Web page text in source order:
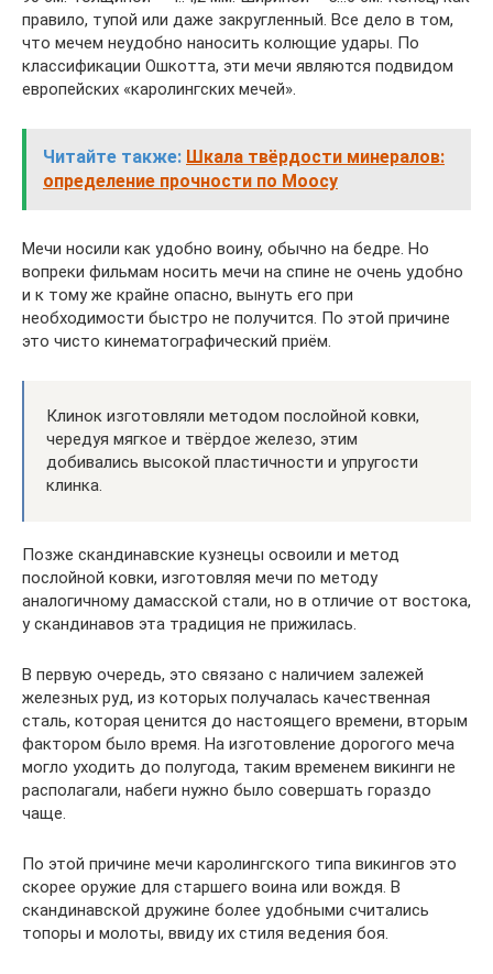
правило, тупой или даже закругленный. Все дело в том,
что мечем неудобно наносить колющие удары. По
классификации Ошкотта, эти мечи являются подвидом
европейских «каролингских мечей».
Читайте также: Шкала твёрдости минералов:
определение прочности по Моосу
Мечи носили как удобно воину, обычно на бедре. Но
вопреки фильмам носить мечи на спине не очень удобно
и к тому же крайне опасно, вынуть его при
необходимости быстро не получится. По этой причине
это чисто кинематографический приём.
Клинок изготовляли методом послойной ковки,
чередуя мягкое и твёрдое железо, этим
добивались высокой пластичности и упругости
клинка.
Позже скандинавские кузнецы освоили и метод
послойной ковки, изготовляя мечи по методу
аналогичному дамасской стали, но в отличие от востока,
у скандинавов эта традиция не прижилась.
В первую очередь, это связано с наличием залежей
железных руд, из которых получалась качественная
сталь, которая ценится до настоящего времени, вторым
фактором было время. На изготовление дорогого меча
могло уходить до полугода, таким временем викинги не
располагали, набеги нужно было совершать гораздо
чаще.
По этой причине мечи каролингского типа викингов это
скорее оружие для старшего воина или вождя. В
скандинавской дружине более удобными считались
топоры и молоты, ввиду их стиля ведения боя.